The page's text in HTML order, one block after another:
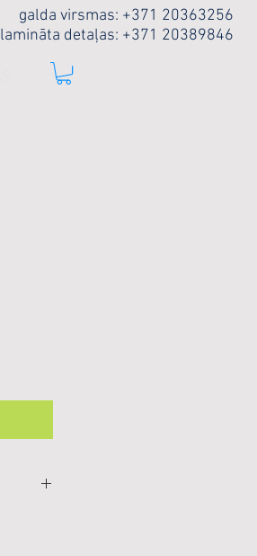
galda virsmas: +371 20363256
lamināta detaļas: +371 20389846
ar